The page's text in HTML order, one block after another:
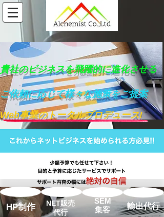
貴社のビジネスを飛躍的に進化させる
ご依頼に応じて様々な施策をご提案
Web事業のトータルプロデュース!
HP制作
NET販売
​代行
SEM
​集客
輸出代行